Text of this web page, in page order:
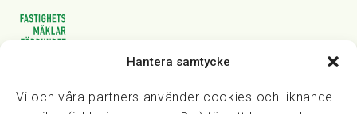
Hantera samtycke
Vi och våra partners använder cookies och liknande
Vasagatan 28, 111 20 Stockholm
kansli@fmf.se